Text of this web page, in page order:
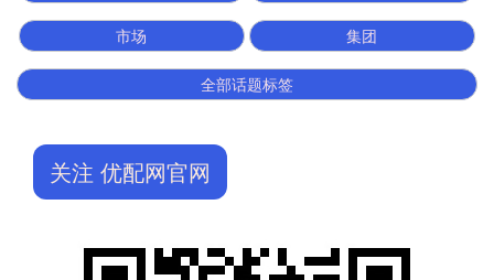
市场 集团
全部话题标签
关注 优配网官网